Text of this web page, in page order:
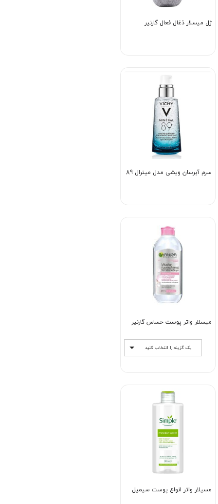
ژل میسلار ذغال فعال گارنیر
سرم آبرسان ویشی مدل مینرال 89
میسلار واتر پوست حساس گارنیر
یک گزینه را انتخاب کنید
مسیلار واتر انواع پوست سیمپل